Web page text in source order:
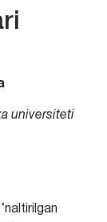
universiteti